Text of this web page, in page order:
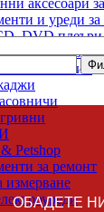
аксесоари
и уреди за
DVD плеъри
и ресивъри
технологии
Petshop
за ремонт
измерване
EXAMPLE
adip
lorem ipsum
View more
ОБАДЕТЕ